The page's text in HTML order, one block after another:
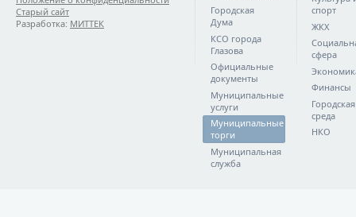
Старый сайт
Разработка: МИТТЕК
Городская
Дума
КСО города
Глазова
Официальные
документы
Муниципальные
услуги
Муниципальные
торги
Муниципальная
служба
спорт
ЖКХ
сфера
Финансы
Городская
среда
НКО